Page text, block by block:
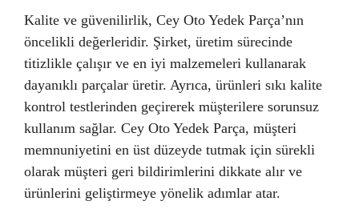
Kalite ve güvenilirlik, Cey Oto Yedek Parça’nın
öncelikli değerleridir. Şirket, üretim sürecinde
titizlikle çalışır ve en iyi malzemeleri kullanarak
dayanıklı parçalar üretir. Ayrıca, ürünleri sıkı kalite
kontrol testlerinden geçirerek müşterilere sorunsuz
kullanım sağlar. Cey Oto Yedek Parça, müşteri
memnuniyetini en üst düzeyde tutmak için sürekli
olarak müşteri geri bildirimlerini dikkate alır ve
ürünlerini geliştirmeye yönelik adımlar atar.